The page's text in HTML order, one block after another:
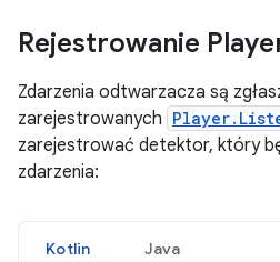
Rejestrowanie
Zdarzenia odtwarzacza są
zarejestrowanych
zarejestrować detektor, który
zdarzenia:
Kotlin Java